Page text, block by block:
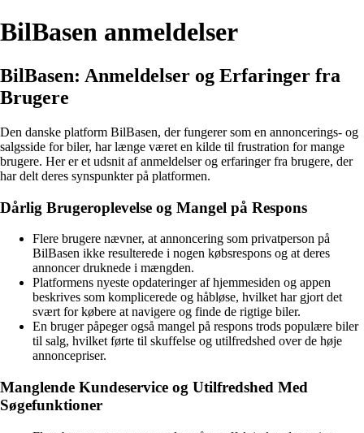
BilBasen anmeldelser
BilBasen: Anmeldelser og Erfaringer fra
Brugere
Den danske platform BilBasen, der fungerer som en annoncerings- og
salgsside for biler, har længe været en kilde til frustration for mange
brugere. Her er et udsnit af anmeldelser og erfaringer fra brugere, der
har delt deres synspunkter på platformen.
Dårlig Brugeroplevelse og Mangel på Respons
Flere brugere nævner, at annoncering som privatperson på
BilBasen ikke resulterede i nogen købsrespons og at deres
annoncer druknede i mængden.
Platformens nyeste opdateringer af hjemmesiden og appen
beskrives som komplicerede og håbløse, hvilket har gjort det
svært for købere at navigere og finde de rigtige biler.
En bruger påpeger også mangel på respons trods populære biler
til salg, hvilket førte til skuffelse og utilfredshed over de høje
annoncepriser.
Manglende Kundeservice og Utilfredshed Med
Søgefunktioner